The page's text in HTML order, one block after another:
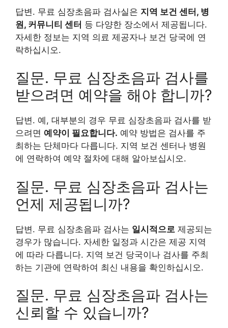
답변. 무료 심장초음파 검사실은 지역 보건 센터, 병
원, 커뮤니티 센터 등 다양한 장소에서 제공됩니다.
자세한 정보는 지역 의료 제공자나 보건 당국에 연
락하십시오.
질문. 무료 심장초음파 검사를
받으려면 예약을 해야 합니까?
답변. 예, 대부분의 경우 무료 심장초음파 검사를 받
으려면 예약이 필요합니다. 예약 방법은 검사를 주
최하는 단체마다 다릅니다. 지역 보건 센터나 병원
에 연락하여 예약 절차에 대해 알아보십시오.
질문. 무료 심장초음파 검사는
언제 제공됩니까?
답변. 무료 심장초음파 검사는 일시적으로 제공되는
경우가 많습니다. 자세한 일정과 시간은 제공 지역
에 따라 다릅니다. 지역 보건 당국이나 검사를 주최
하는 기관에 연락하여 최신 내용을 확인하십시오.
질문. 무료 심장초음파 검사는
신뢰할 수 있습니까?